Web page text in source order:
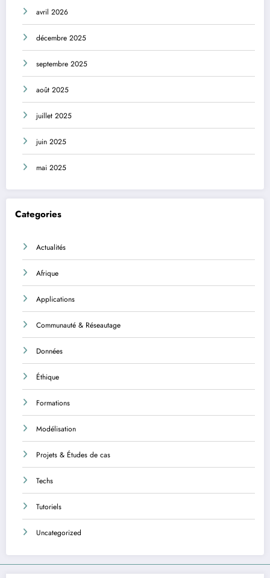
avril 2026
décembre 2025
septembre 2025
août 2025
juillet 2025
juin 2025
mai 2025
Categories
Actualités
Afrique
Applications
Communauté & Réseautage
Données
Éthique
Formations
Modélisation
Projets & Études de cas
Techs
Tutoriels
Uncategorized